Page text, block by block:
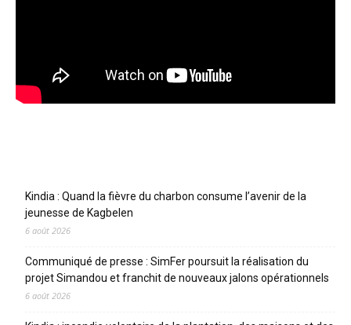
Kindia : Quand la fièvre du charbon consume l’avenir de la
jeunesse de Kagbelen
6 août 2026
Communiqué de presse : SimFer poursuit la réalisation du
projet Simandou et franchit de nouveaux jalons opérationnels
6 août 2026